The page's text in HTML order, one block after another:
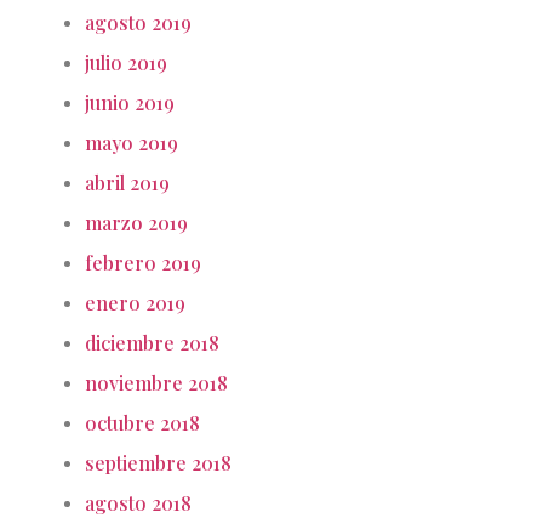
agosto 2019
julio 2019
junio 2019
mayo 2019
abril 2019
marzo 2019
febrero 2019
enero 2019
diciembre 2018
noviembre 2018
octubre 2018
septiembre 2018
agosto 2018